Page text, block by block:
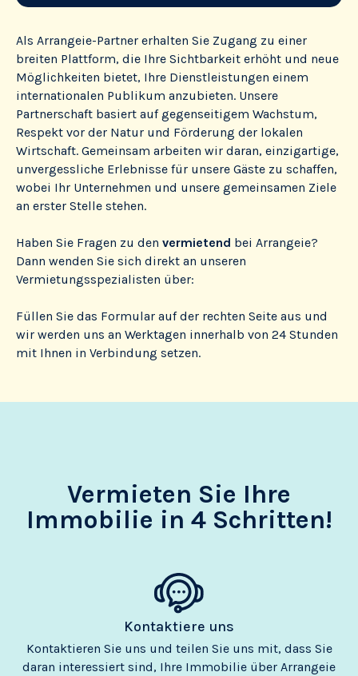
Als Arrangeie-Partner erhalten Sie Zugang zu einer
breiten Plattform, die Ihre Sichtbarkeit erhöht und neue
Möglichkeiten bietet, Ihre Dienstleistungen einem
internationalen Publikum anzubieten. Unsere
Partnerschaft basiert auf gegenseitigem Wachstum,
Respekt vor der Natur und Förderung der lokalen
Wirtschaft. Gemeinsam arbeiten wir daran, einzigartige,
unvergessliche Erlebnisse für unsere Gäste zu schaffen,
wobei Ihr Unternehmen und unsere gemeinsamen Ziele
an erster Stelle stehen.
Haben Sie Fragen zu den vermietend bei Arrangeie?
Dann wenden Sie sich direkt an unseren
Vermietungsspezialisten über:
Füllen Sie das Formular auf der rechten Seite aus und
wir werden uns an Werktagen innerhalb von 24 Stunden
mit Ihnen in Verbindung setzen.
Vermieten Sie Ihre
Immobilie in 4 Schritten!
Kontaktiere uns
Kontaktieren Sie uns und teilen Sie uns mit, dass Sie
daran interessiert sind, Ihre Immobilie über Arrangeie